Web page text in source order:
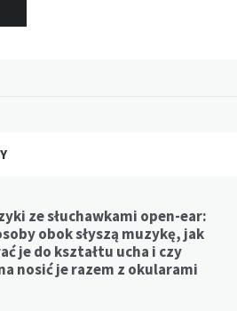
ze słuchawkami open-ear:
obok słyszą muzykę, jak
je do kształtu ucha i czy
nosić je razem z okularami